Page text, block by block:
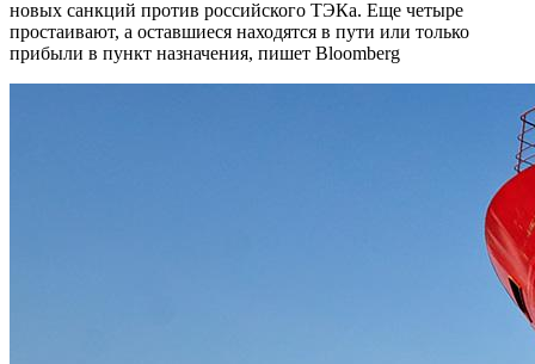
новых санкций против российского ТЭКа. Еще четыре
простаивают, а оставшиеся находятся в пути или только
прибыли в пункт назначения, пишет Bloomberg